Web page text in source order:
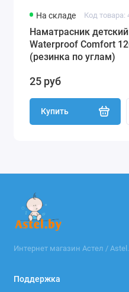
На складе Код товара:
Наматрасник
Waterproof Comfort
(резинка по углам)
25 руб
Купить
Интернет магазин Астел /
Поддержка